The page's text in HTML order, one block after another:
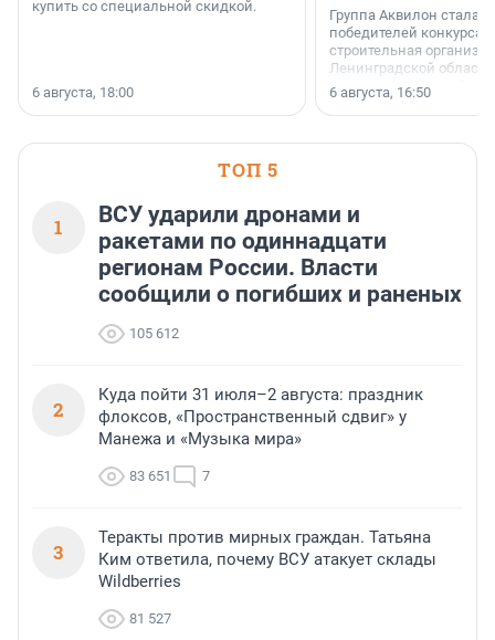
купить со специальной скидкой.
6 августа, 18:00
Группа Аквилон стала
победителей конкурса
строительная
Ленинградской области
номинации «Самый
застройщик
6 августа, 16:50
ТОП 5
1
ВСУ ударили дронами и
ракетами по одиннадцати
регионам России. Власти
сообщили о погибших и раненых
105 612
2
Куда пойти 31 июля–2 августа: праздник
флоксов, «Пространственный сдвиг» у
Манежа и «Музыка мира»
83 651 7
3
Теракты против мирных граждан. Татьяна
Ким ответила, почему ВСУ атакует склады
Wildberries
81 527